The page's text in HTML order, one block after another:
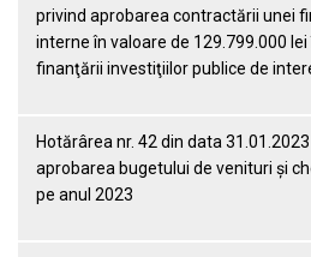
privind aprobarea contractării unei
interne în valoare de 129.799.000
finanţării investiţiilor publice de
Hotărârea nr. 42 din data
aprobarea bugetului de venituri şi
pe anul 2023